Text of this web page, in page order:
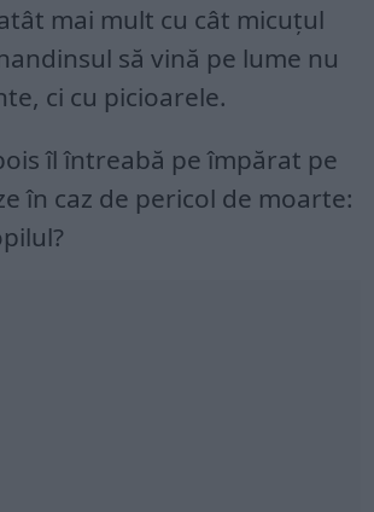
mai mult cu cât micuțul
să vină pe lume nu
ci cu picioarele.
îl întreabă pe împărat pe
în caz de pericol de moarte: